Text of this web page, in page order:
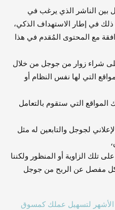
الناشر الذي يرغب في
ذلك في إطار الاستهداف الذكي،
مع المحتوى المُقدم في هذا
شراء زوار من جوجل من خلال
التي لها نفس النظام أو
التي ستقوم بالتعامل
لجوجل والتابعين له مثل
تلك الزاوية أو المنظور ولكننا
مفصل عن الربح من جوجل
الأشهر لتسهيل عملك كمسوق